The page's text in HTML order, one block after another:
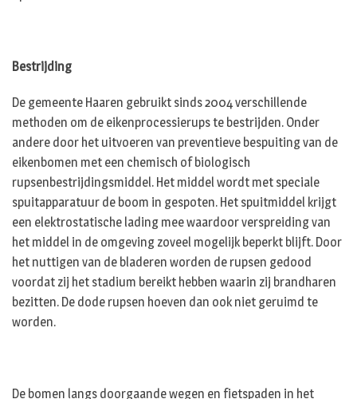
Bestrijding
De gemeente Haaren gebruikt sinds 2004 verschillende
methoden om de eikenprocessierups te bestrijden. Onder
andere door het uitvoeren van preventieve bespuiting van de
eikenbomen met een chemisch of biologisch
rupsenbestrijdingsmiddel. Het middel wordt met speciale
spuitapparatuur de boom in gespoten. Het spuitmiddel krijgt
een elektrostatische lading mee waardoor verspreiding van
het middel in de omgeving zoveel mogelijk beperkt blijft. Door
het nuttigen van de bladeren worden de rupsen gedood
voordat zij het stadium bereikt hebben waarin zij brandharen
bezitten. De dode rupsen hoeven dan ook niet geruimd te
worden.
De bomen langs doorgaande wegen en fietspaden in het